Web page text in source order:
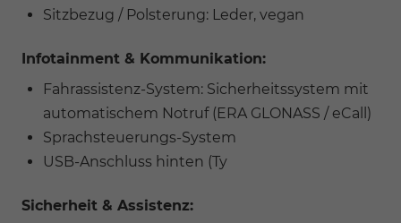
Sitzbezug / Polsterung: Leder, vegan
Infotainment & Kommunikation:
Fahrassistenz-System: Sicherheitssystem mit
automatischem Notruf (ERA GLONASS / eCall)
Sprachsteuerungs-System
USB-Anschluss hinten (Ty
Sicherheit & Assistenz: